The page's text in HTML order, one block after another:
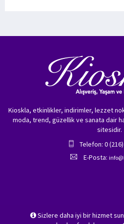
Sizlere daha iyi bir hizmet
Kioskla, etkinlikler, indirimler, lezzet
moda, trend, güzellik ve sanata dair
sitesidir.
Telefon: 0
E-Posta: